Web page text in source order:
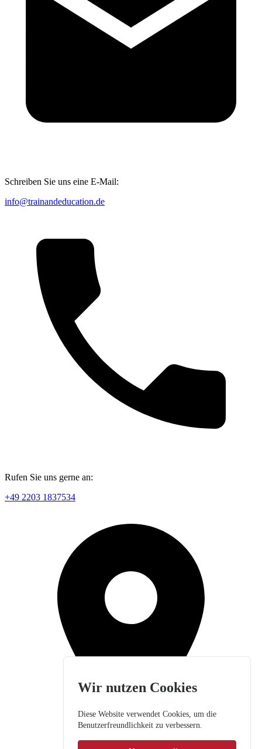
Schreiben Sie uns eine E-Mail:
info@trainandeducation.de
Rufen Sie uns gerne an:
+49 2203 1837534
Wir nutzen Cookies
Diese Website verwendet Cookies, um die
Benutzerfreundlichkeit zu verbessern.